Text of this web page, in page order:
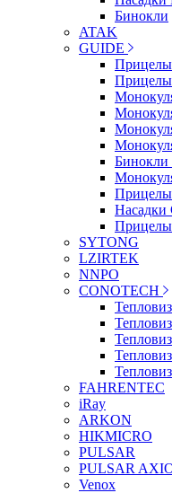
Бинокли
ATAK
GUIDE
Насадки
SYTONG
LZIRTEK
NNPO
CONOTECH
FAHRENTEC
iRay
ARKON
HIKMICRO
PULSAR
PULSAR
Venox